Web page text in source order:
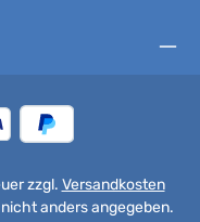
zzgl. Versandkosten
anders angegeben.